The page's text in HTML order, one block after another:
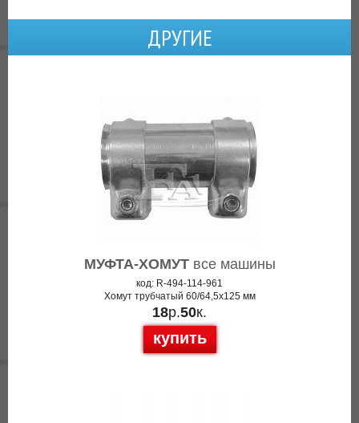
ДРУГИЕ
МУФТА-ХОМУТвсе машины
код: R-494-114-961
Хомут трубчатый 60/64,5x125 мм
18р.50к.
купить